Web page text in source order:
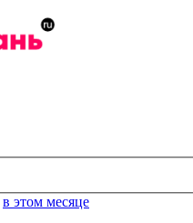
в этом месяце